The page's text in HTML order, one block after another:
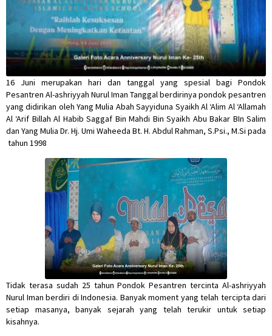
16 Juni merupakan hari dan tanggal yang spesial bagi Pondok
Pesantren Al-ashriyyah Nurul Iman Tanggal berdirinya pondok pesantren
yang didirikan oleh Yang Mulia Abah Sayyiduna Syaikh Al ‘Alim Al ‘Allamah
Al ‘Arif Billah Al Habib Saggaf Bin Mahdi Bin Syaikh Abu Bakar BIn Salim
dan Yang Mulia Dr. Hj. Umi Waheeda Bt. H. Abdul Rahman, S.Psi., M.Si pada
tahun 1998
Tidak terasa sudah 25 tahun Pondok Pesantren tercinta Al-ashriyyah
Nurul Iman berdiri di Indonesia. Banyak moment yang telah tercipta dari
setiap masanya, banyak sejarah yang telah terukir untuk setiap
kisahnya.